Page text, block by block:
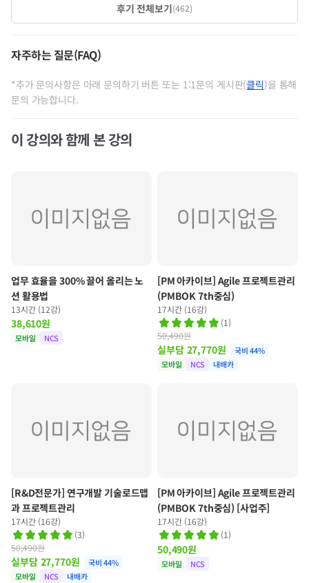
후기 전체보기(462)
자주하는 질문(FAQ)
*추가 문의사항은 아래 문의하기 버튼 또는 1:1문의 게시판(1:1문의 게시판
클릭)을 통해
문의 가능합니다.
이 강의와 함께 본 강의
업무 효율을 300% 끌어 올리는 노
션 활용법
13시간 (12강)
38,610원
모바일 NCS
[PM 아카이브] Agile 프로젝트관리
(PMBOK 7th중심)
17시간 (16강)
(1)
50,490원
실부담 27,770원 국비44%
모바일
NCS 내배카
[R&D전문가] 연구개발 기술로드맵
과 프로젝트관리
17시간 (16강)
(3)
50,490원
실부담 27,770원 국비44%
모바일
NCS 내배카
[PM 아카이브] Agile 프로젝트관리
(PMBOK 7th중심) [사업주]
17시간 (16강)
(1)
50,490원
모바일 NCS